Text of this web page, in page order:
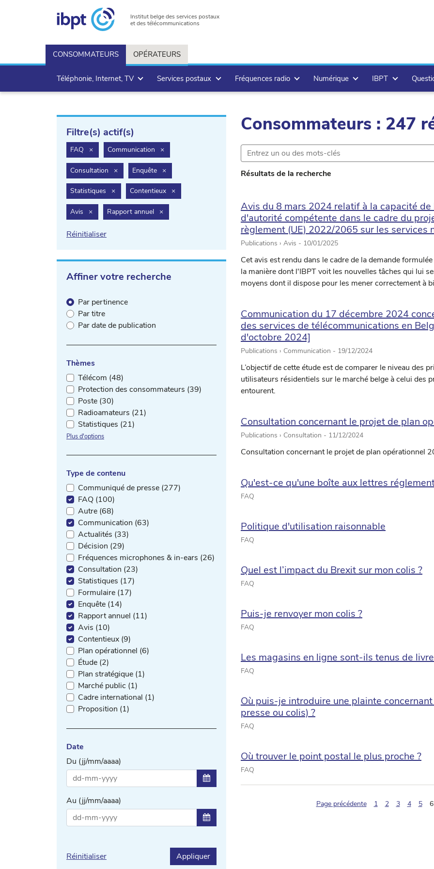
Institut belge des services postaux
et des télécommunications
CONSOMMATEURS OPÉRATEURS
Téléphonie, Internet, TV Services postaux Fréquences radio Numérique IBPT
Filtre(s) actif(s)
FAQ ×filter.deleteCommunication ×filter.delete
Consultation ×filter.delete
Enquête ×filter.delete
Statistiques ×filter.deleteContentieux ×filter.delete
Avis ×filter.deleteRapport annuel ×filter.delete
Réinitialiser
Affiner votre recherche
Par pertinence
Par titre
Par date de publication
Thèmes
Télécom (48)
Protection des consommateurs (39)
Poste (30)
Radioamateurs (21)
Statistiques (21)
Plus d'options
Type de contenu
Communiqué de presse (277)
FAQ (100)
Autre (68)
Communication (63)
Actualités (33)
Décision (29)
Fréquences microphones & in-ears (26)
Consultation (23)
Statistiques (17)
Formulaire (17)
Enquête (14)
Rapport annuel (11)
Avis (10)
Contentieux (9)
Plan opérationnel (6)
Étude (2)
Plan stratégique (1)
Marché public (1)
Cadre international (1)
Proposition (1)
Date
Du (jj/mm/aaaa)
Sélectionner une date ...
Au (jj/mm/aaaa)
Sélectionner une date ...
Réinitialiser Appliquer
Consommateurs : 247
Résultats de la recherche
Avis du 8 mars 2024 relatif à la capacité
d'autorité compétente dans le cadre du
règlement (UE) 2022/2065 sur les
Publications › Avis - 10/01/2025
Cet avis est rendu dans le cadre de la demande
la manière dont l'IBPT voit les nouvelles tâches qui lui
moyens dont il dispose pour les mener correctement à
Communication du 17 décembre 2024
des services de télécommunications en
d'octobre 2024]
Publications › Communication - 19/12/2024
L’objectif de cette étude est de comparer le niveau des
utilisateurs résidentiels sur le marché belge à celui des
entourent.
Consultation concernant le projet de plan
Publications › Consultation - 11/12/2024
Consultation concernant le projet de plan opérationnel
Qu'est-ce qu'une boîte aux lettres
FAQ
Politique d'utilisation raisonnable
FAQ
Quel est l’impact du Brexit sur mon colis ?
FAQ
Puis-je renvoyer mon colis ?
FAQ
Les magasins en ligne sont-ils tenus de
FAQ
Où puis-je introduire une plainte
presse ou colis) ?
FAQ
Où trouver le point postal le plus proche ?
FAQ
Page précédente 1 2 3 4 5 6